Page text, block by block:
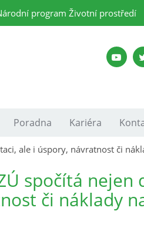
program Životní prostředí
Poradna Kariéra
ale i úspory, návratnost či
spočítá nejen
či náklady